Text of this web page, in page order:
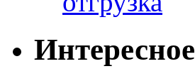
Интересное